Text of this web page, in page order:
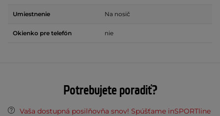
Umiestnenie Na nosič
Okienko pre telefón nie
Potrebujete poradiť?
Vaša dostupná posilňovňa snov! Spúšťame inSPORTline